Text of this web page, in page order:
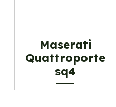
Maserati
Quattroporte
sq4